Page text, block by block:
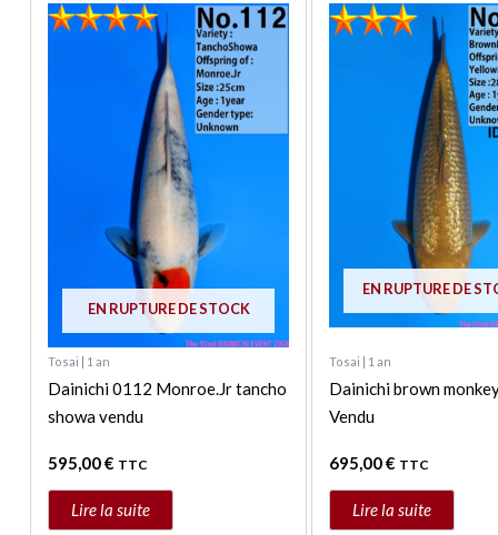
EN RUPTURE DE STOCK
Tosai | 1 an
Dainichi 0112 Monroe.Jr tancho
showa vendu
595,00€ TTC
Lire la suite
EN RUPTURE DE
Tosai | 1 an
Dainichi brown
Vendu
695,00€ TTC
Lire la suite